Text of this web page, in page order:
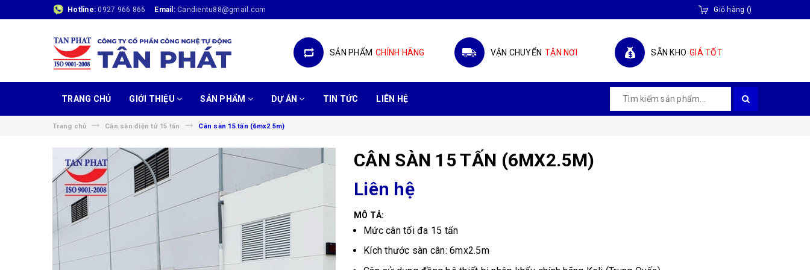
Hotline:0927 966 866 Email: Candientu88@gmail.com Giỏ hàng ()
SẢN PHẨM CHÍNH HÃNG VẬN CHUYỂN TẬN NƠI SẴN KHO GIÁ TỐT
TRANG CHỦ GIỚI THIỆU SẢN PHẨM DỰ ÁN TIN TỨC LIÊN HỆ
Trang chủ Cân sàn điện tử 15 tấn Cân sàn 15 tấn (6mx2.5m)
CÂN SÀN 15 TẤN (6MX2.5M)
Liên hệ
MÔ TẢ:
Mức cân tối đa 15 tấn
Kích thước sàn cân: 6mx2.5m